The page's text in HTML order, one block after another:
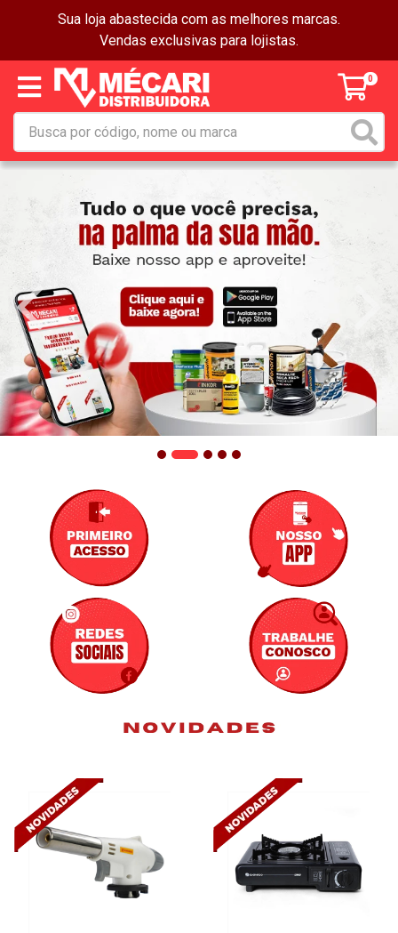
Sua loja abastecida com as melhores marcas.
Vendas exclusivas para lojistas.
0